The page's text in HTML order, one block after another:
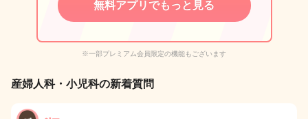
無料アプリでもっと見る
※一部プレミアム会員限定の機能もございます
産婦人科・小児科の新着質問